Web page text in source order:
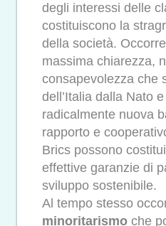
degli interessi delle
costituiscono la
della società.
massima chiarezza,
consapevolezza che
dell’Italia dalla Nato
radicalmente nuova
rapporto e
Brics possono
effettive garanzie di
sviluppo sostenibile.
Al tempo stesso
minoritarismo che